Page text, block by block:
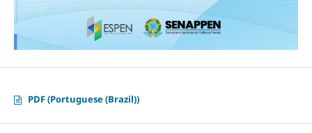
PDF (Portuguese (Brazil))